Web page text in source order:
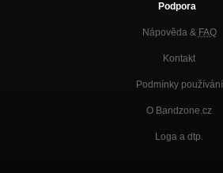
Podpora
Nápověda & FAQ
Kontakt
Podmínky používání
O Bandzone.cz
Loga a dtp.